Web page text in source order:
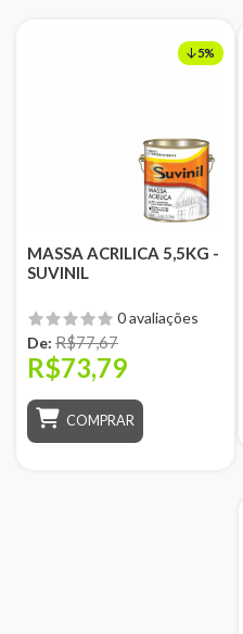
MASSA ACRILICA 5,5KG -
SUVINIL
0 avaliações
De: R$77,67
5%
R$73,79
COMPRAR